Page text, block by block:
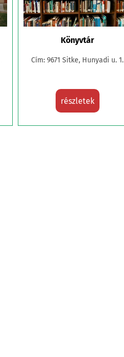
Könyvtár
Cím: 9671 Sitke, Hunyadi u. 1.
részletek